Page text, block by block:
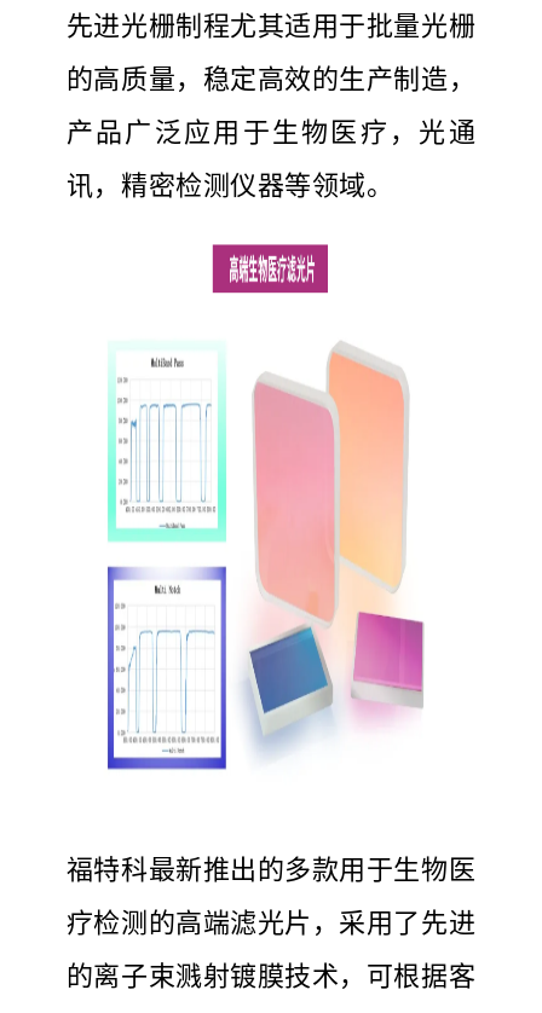
先进光栅制程尤其适用于批量光栅
的高质量，稳定高效的生产制造，
产品广泛应用于生物医疗，光通
讯，精密检测仪器等领域。
福特科最新推出的多款用于生物医
疗检测的高端滤光片，采用了先进
的离子束溅射镀膜技术，可根据客